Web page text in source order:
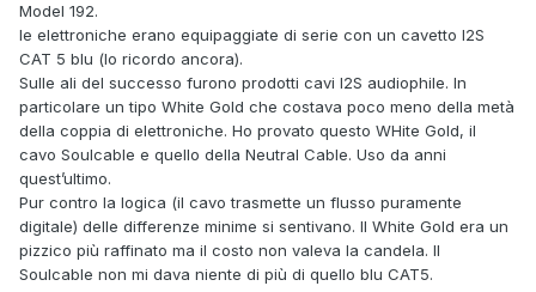
Model 192.
le elettroniche erano equipaggiate di serie con un cavetto I2S
CAT 5 blu (lo ricordo ancora).
Sulle ali del successo furono prodotti cavi I2S audiophile. In
particolare un tipo White Gold che costava poco meno della metà
della coppia di elettroniche. Ho provato questo WHite Gold, il
cavo Soulcable e quello della Neutral Cable. Uso da anni
quest’ultimo.
Pur contro la logica (il cavo trasmette un flusso puramente
digitale) delle differenze minime si sentivano. Il White Gold era un
pizzico più raffinato ma il costo non valeva la candela. Il
Soulcable non mi dava niente di più di quello blu CAT5.